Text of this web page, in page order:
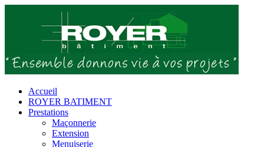
Accueil
ROYER BATIMENT
Prestations
Maçonnerie
Extension
Menuiserie